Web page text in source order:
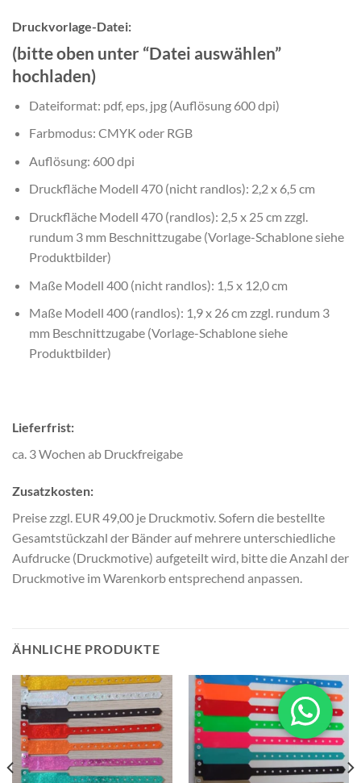
Druckvorlage-Datei:
(bitte oben unter “Datei auswählen”
hochladen)
Dateiformat: pdf, eps, jpg (Auflösung 600 dpi)
Farbmodus: CMYK oder RGB
Auflösung: 600 dpi
Druckfläche Modell 470 (nicht randlos): 2,2 x 6,5 cm
Druckfläche Modell 470 (randlos): 2,5 x 25 cm zzgl.
rundum 3 mm Beschnittzugabe (Vorlage-Schablone siehe
Produktbilder)
Maße Modell 400 (nicht randlos): 1,5 x 12,0 cm
Maße Modell 400 (randlos): 1,9 x 26 cm zzgl. rundum 3
mm Beschnittzugabe (Vorlage-Schablone siehe
Produktbilder)
Lieferfrist:
ca. 3 Wochen ab Druckfreigabe
Zusatzkosten:
Preise zzgl. EUR 49,00 je Druckmotiv. Sofern die bestellte
Gesamtstückzahl der Bänder auf mehrere unterschiedliche
Aufdrucke (Druckmotive) aufgeteilt wird, bitte die Anzahl der
Druckmotive im Warenkorb entsprechend anpassen.
ÄHNLICHE PRODUKTE